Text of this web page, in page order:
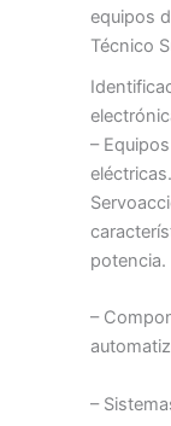
equipos
Técnico
–
–
–